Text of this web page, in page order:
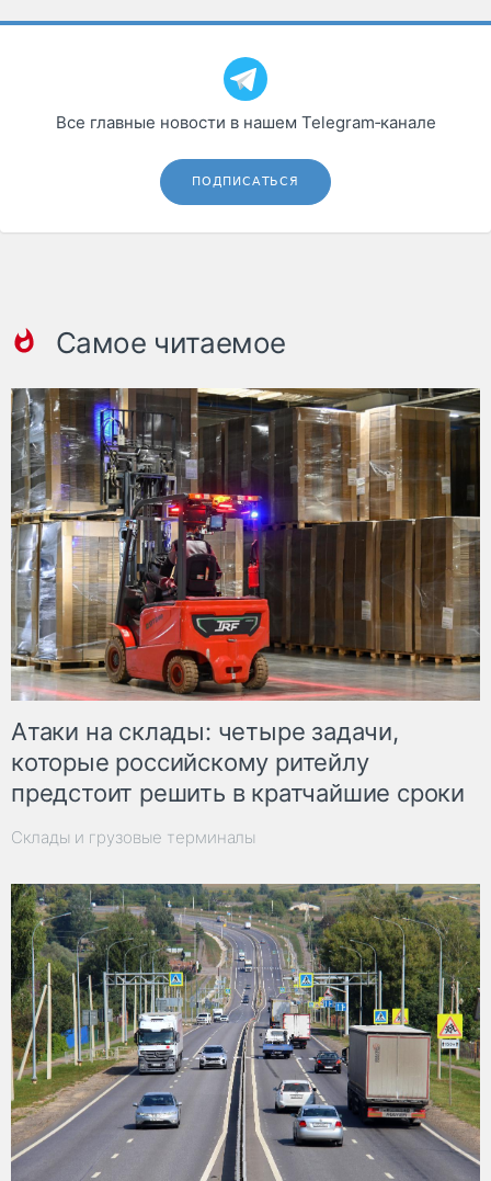
Все главные новости в нашем Telegram‑канале
ПОДПИСАТЬСЯ
Самое читаемое
Атаки на склады: четыре задачи,
которые российскому ритейлу
предстоит решить в кратчайшие сроки
Склады и грузовые терминалы